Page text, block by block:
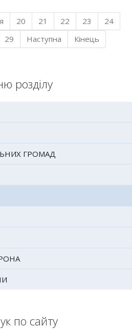
розділу
ГРОМАД
по сайту
20 21 22 23
24
29 Наступна Кінець